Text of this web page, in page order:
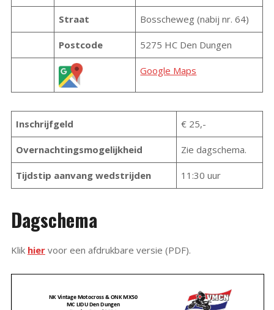
Straat Bosscheweg (nabij nr. 64)
Postcode 5275 HC Den Dungen
Google Maps
Inschrijfgeld € 25,-
Overnachtingsmogelijkheid Zie dagschema.
Tijdstip aanvang wedstrijden 11:30 uur
Dagschema
Klik hiervoor een afdrukbare versie (PDF).